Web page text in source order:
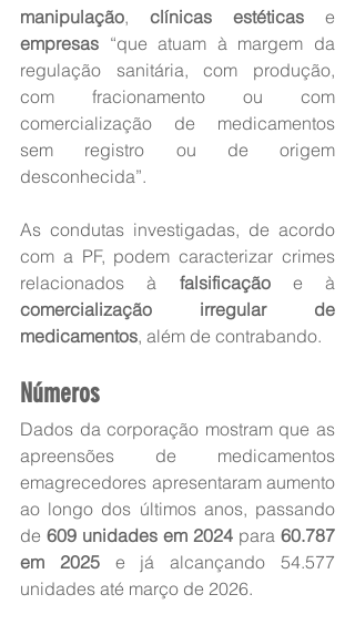
manipulação, clínicas estéticas
empresas “que atuam à margem da
regulação sanitária, com produção,
com fracionamento ou com
comercialização de medicamentos
sem registro ou de origem
desconhecida”.
As condutas investigadas, de acordo
com a PF, podem caracterizar crimes
relacionados à falsificação
comercialização irregular de
medicamentos, além de contrabando.
Números
Dados da corporação mostram que as
apreensões de medicamentos
emagrecedores apresentaram aumento
ao longo dos últimos anos, passando
de 609 unidades em 2024 para 60.787
em 2025 e já alcançando 54.577
unidades até março de 2026.